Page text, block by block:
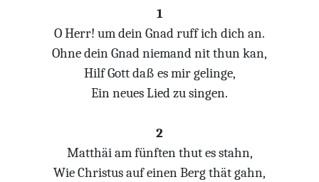
1
O Herr! um dein Gnad ruff ich dich an.
Ohne dein Gnad niemand nit thun kan,
Hilf Gott daß es mir gelinge,
Ein neues Lied zu singen.
2
Matthäi am fünften thut es stahn,
Wie Christus auf einen Berg thät gahn,